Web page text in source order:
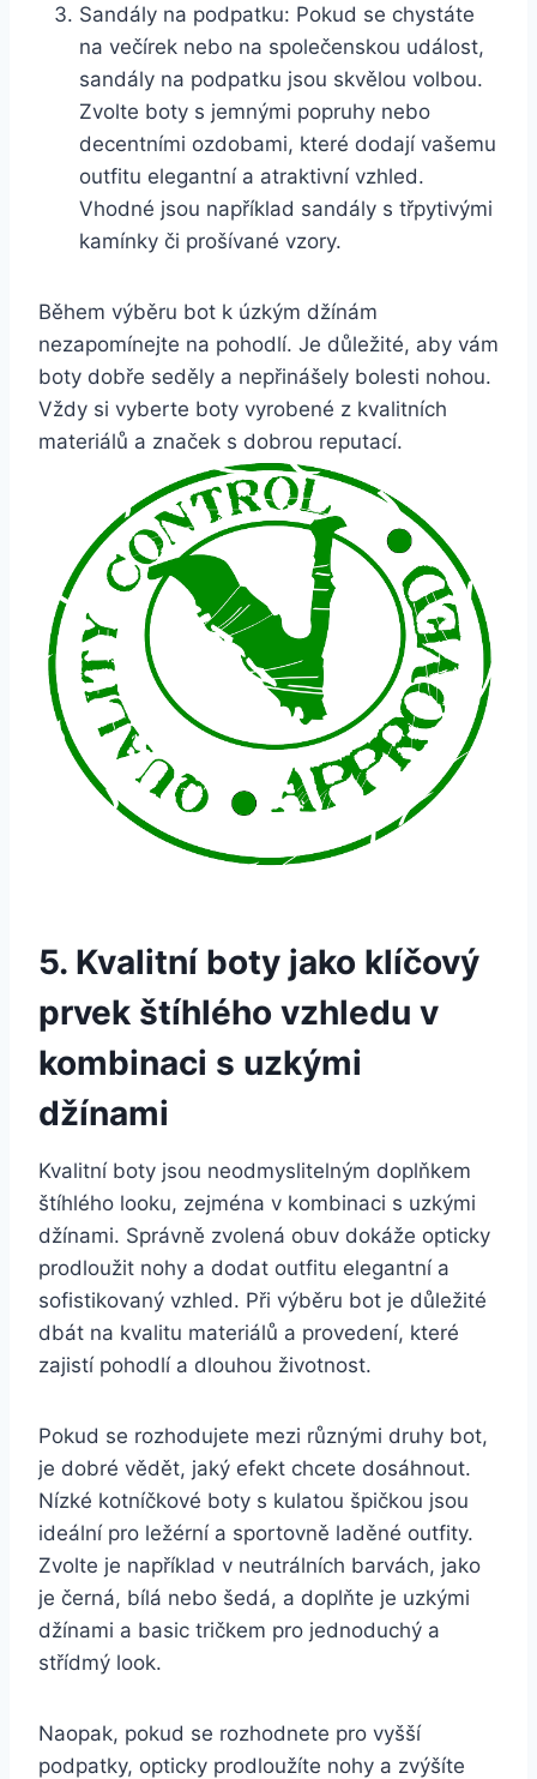
Sandály na podpatku: Pokud se chystáte
na večírek nebo na společenskou událost,
sandály na podpatku jsou skvělou volbou.
⁢Zvolte boty s jemnými popruhy nebo
decentními ozdobami, které dodají vašemu
outfitu elegantní a ‍atraktivní vzhled.
Vhodné jsou například sandály ‍s třpytivými
kamínky či prošívané ⁣vzory.
Během výběru bot k úzkým džínám
nezapomínejte na pohodlí. Je důležité, aby vám
boty dobře seděly a nepřinášely bolesti nohou.
Vždy si vyberte boty vyrobené ⁢z kvalitních
⁣materiálů a značek s dobrou reputací.
5. Kvalitní boty jako klíčový
prvek štíhlého vzhledu v
kombinaci s uzkými
džínami
Kvalitní boty jsou neodmyslitelným doplňkem
štíhlého looku, zejména v kombinaci s uzkými
džínami.⁣ Správně zvolená obuv dokáže⁤ opticky
prodloužit nohy a dodat outfitu elegantní a
sofistikovaný vzhled. Při‌ výběru bot⁢ je důležité
dbát na kvalitu materiálů a provedení, které
zajistí pohodlí a dlouhou životnost.
Pokud se rozhodujete mezi⁤ různými druhy bot,
je dobré vědět, jaký efekt ⁣chcete⁢ dosáhnout.
Nízké kotníčkové boty s kulatou špičkou jsou
ideální pro ležérní a sportovně laděné outfity.
Zvolte je například v neutrálních barvách, jako
je černá, bílá nebo šedá, a doplňte je uzkými
džínami⁤ a basic tričkem pro jednoduchý a
střídmý look.
Naopak, pokud‌ se rozhodnete pro vyšší
podpatky, opticky prodloužíte nohy a zvýšíte